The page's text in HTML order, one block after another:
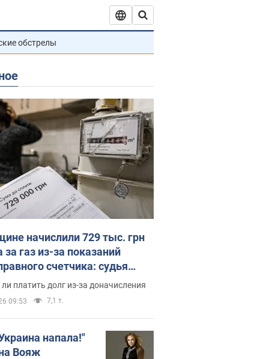
обстрелы
начислили 729 тыс. грн
за газ из-за показаний
счетчика: судья
неожиданное решение
платить долг из-за доначисления
09:53 7,1 т.
напала!"
Вояж